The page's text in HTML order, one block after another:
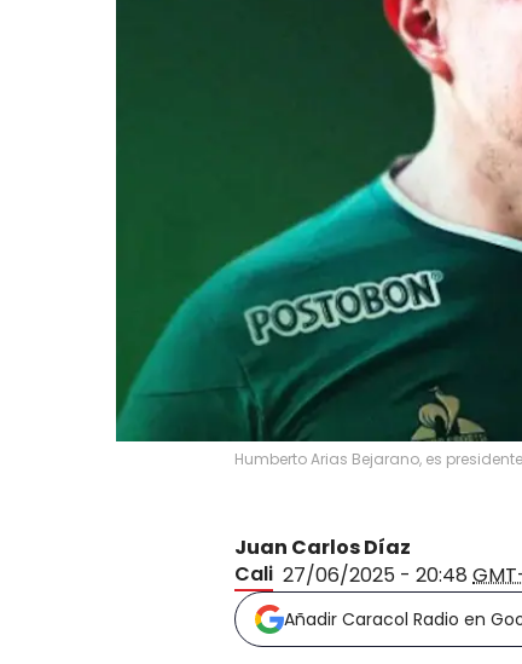
Humberto Arias Bejarano, es
Juan Carlos Díaz
Cali 27/06/2025 - 20:48
Añadir Caracol Radio en